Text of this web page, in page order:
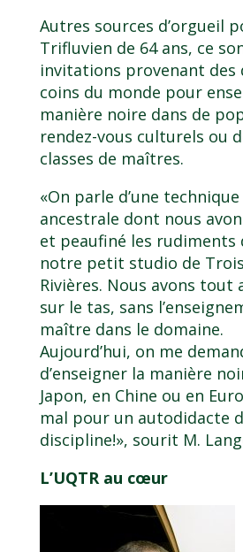
Autres sources d’orgueil
Trifluvien de 64 ans, ce
invitations provenant des
coins du monde pour
manière noire dans de
rendez-vous culturels ou
classes de maîtres.
«On parle d’une technique
ancestrale dont nous
et peaufiné les rudiments
notre petit studio de
Rivières. Nous avons tout
sur le tas, sans
maître dans le domaine.
Aujourd’hui, on me
d’enseigner la manière
Japon, en Chine ou en
mal pour un autodidacte
discipline!», sourit M.
L’UQTR au cœur